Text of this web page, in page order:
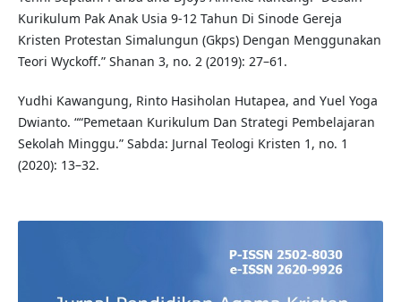
Kurikulum Pak Anak Usia 9-12 Tahun Di Sinode Gereja
Kristen Protestan Simalungun (Gkps) Dengan Menggunakan
Teori Wyckoff.” Shanan 3, no. 2 (2019): 27–61.
Yudhi Kawangung, Rinto Hasiholan Hutapea, and Yuel Yoga
Dwianto. ““Pemetaan Kurikulum Dan Strategi Pembelajaran
Sekolah Minggu.” Sabda: Jurnal Teologi Kristen 1, no. 1
(2020): 13–32.